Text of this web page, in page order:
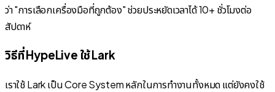
ว่า "การเลือกเครื่องมือที่ถูกต้อง" ช่วยประหยัดเวลาได้ 10+ ชั่วโมงต่อ
สัปดาห์
วิธีที่ HypeLive ใช้ Lark
เราใช้ Lark เป็น Core System หลักในการทำงานทั้งหมด แต่ยังคงใช้